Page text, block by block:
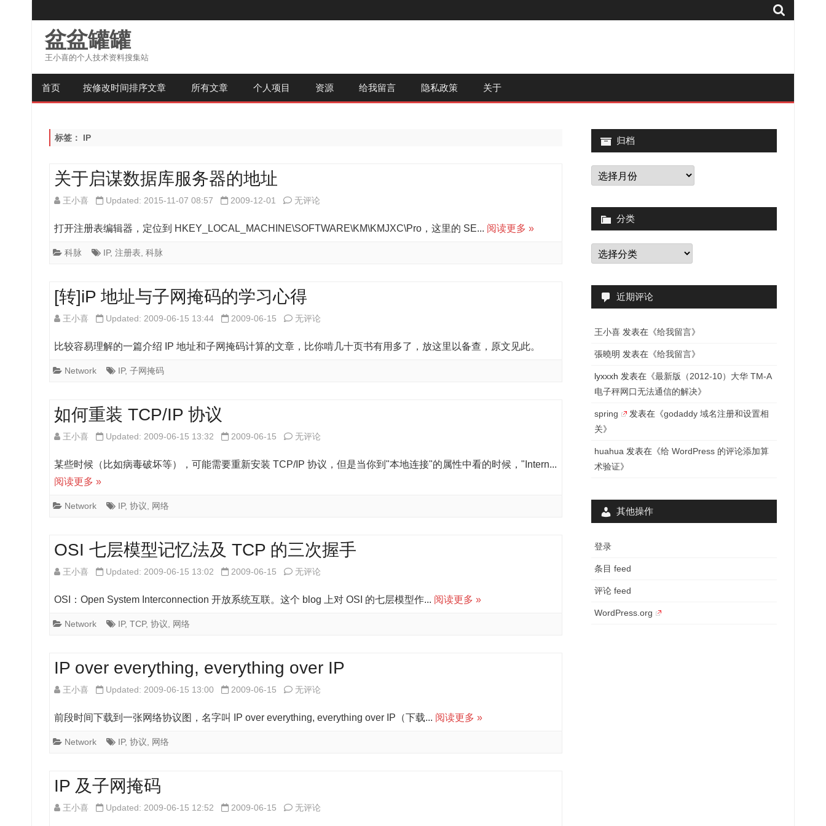
盆盆罐罐
王小喜的个人技术资料搜集站
至
首页 按修改时间排序文章 所有文章 个人项目 资源 给我留言 隐私政策 关于
标签： IP
关于启谋数据库服务器的地址
王小喜 Updated: 2015-11-07 08:57 2009-12-01 关
据
服
地
无评论
打开注册表编辑器，定位到 HKEY_LOCAL_MACHINE\SOFTWARE\KM\KMJXC\Pro，这里的 SE... 阅读更多 »
科脉 IP, 注册表 科脉
[转]iP 地址与子网掩码的学习心得
王小喜 Updated: 2009-06-15 13:44 2009-06-15 [转]iP
码
心
得
无评论
比较容易理解的一篇介绍 IP 地址和子网掩码计算的文章，比你啃几十页书有用多了，放这里以备查，原文见此。
Network IP, 子网掩码
如何重装 TCP/IP 协议
王小喜 Updated: 2009-06-15 13:32 2009-06-15 如
协
无评论
某些时候（比如病毒破坏等），可能需要重新安装 TCP/IP 协议，但是当你到"本地连接"的属性中看的时候，"Intern...
阅读更多 »
Network IP, 协议 网络
OSI 七层模型记忆法及 TCP 的三次握手
王小喜 Updated: 2009-06-15 13:02 2009-06-15 OSI
法
三
无评论
OSI：Open System Interconnection 开放系统互联。这个 blog 上对 OSI 的七层模型作... 阅读更多 »
Network IP, TCP, 协议 网络
IP over everything, everything over IP
王小喜 Updated: 2009-06-15 13:00 2009-06-15 IP
无评论
前段时间下载到一张网络协议图，名字叫 IP over everything, everything over IP（下载... 阅读更多 »
Network IP, 协议 网络
IP 及子网掩码
王小喜 Updated: 2009-06-15 12:52 2009-06-15 IP
无评论
归档
归
档
分类
分
类
近期评论
王小喜 发表在《给我留言》
張曉明 发表在《给我留言》
lyxxxh 发表在《最新版（2012-10）大华 TM-A
电子秤网口无法通信的解决》
spring 发表在《godaddy 域名注册和设置相
关》
huahua 发表在《给 WordPress 的评论添加算
术验证》
其他操作
登录
条目 feed
评论 feed
WordPress.org